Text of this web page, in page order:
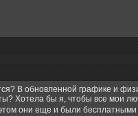
В обновленной графике и
Хотела бы я, чтобы все мои
они еще и были бесплатными